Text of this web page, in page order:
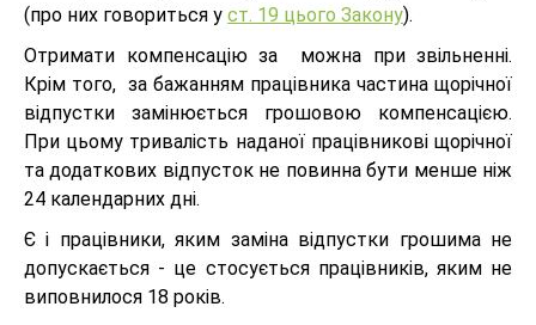
(про них говориться у ст. 19 цього Закону).
Отримати компенсацію за можна при звільненні.
Крім того, за бажанням працівника частина щорічної
відпустки замінюється грошовою компенсацією.
При цьому тривалість наданої працівникові щорічної
та додаткових відпусток не повинна бути менше ніж
24 календарних дні.
Є і працівники, яким заміна відпустки грошима не
допускається - це стосується працівників, яким не
виповнилося 18 років.